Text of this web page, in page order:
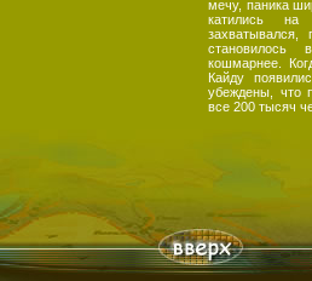
мечу, паника
катились
захватывался,
кошмарнее.
Кайду
убеждены, что
все 200 тысяч